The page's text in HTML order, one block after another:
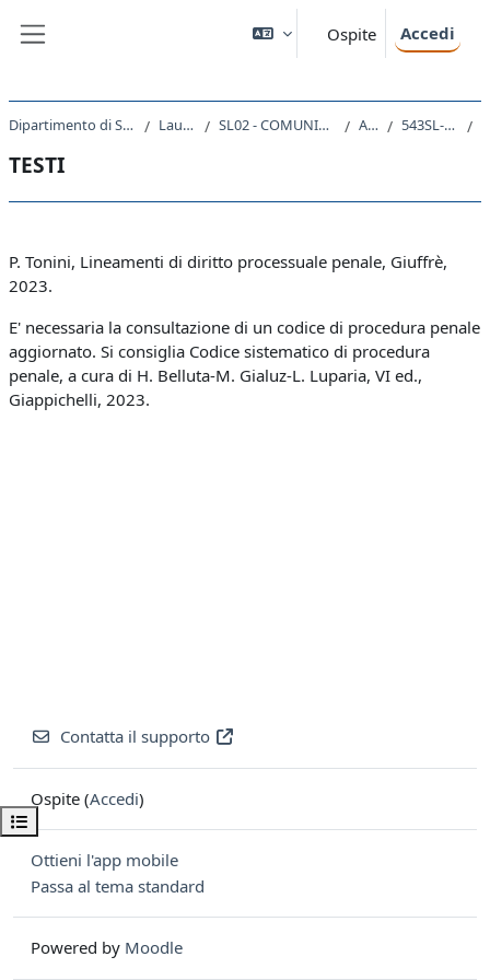
Ospite Accedi
Apri indice del corso
Dipartimento di Scienze Giuridiche, del Linguaggio, dell`Interpretazione e della Traduzione Laurea triennale (DM270) SL02 - COMUNICAZIONE INTERLINGUISTICA APPLICATA ALLE PROFESSIONI GIURIDICHE A.A. 2024 - 2025 543SL-2 - PROCEDURA PENALE 2024
TESTI
Schema della sezione
P. Tonini, Lineamenti di diritto processuale penale, Giuffrè,
2023.
E' necessaria la consultazione di un codice di procedura penale
aggiornato. Si consiglia Codice sistematico di procedura
penale, a cura di H. Belluta-M. Gialuz-L. Luparia, VI ed.,
Giappichelli, 2023.
Contatta il supporto
Ospite (Accedi)
Ottieni l'app mobile
Passa al tema standard
Powered by Moodle